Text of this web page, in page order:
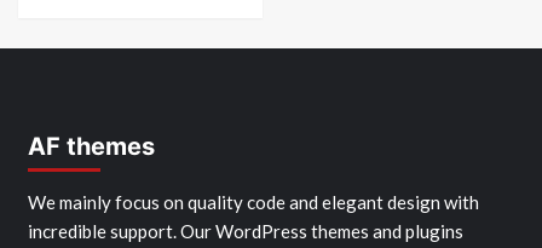
AF themes
We mainly focus on quality code and elegant design with
incredible support. Our WordPress themes and plugins